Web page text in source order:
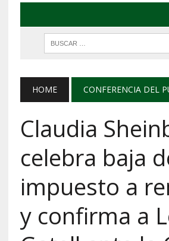
HOME CONFERENCIA DEL
Claudia
celebra baja
impuesto a
y confirma a